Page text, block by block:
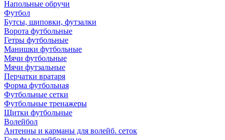
Напольные обручи
Футбол
Бутсы, шиповки, футзалки
Ворота футбольные
Гетры футбольные
Манишки футбольные
Мячи футбольные
Мячи футзальные
Перчатки вратаря
Форма футбольная
Футбольные сетки
Футбольные тренажеры
Щитки футбольные
Волейбол
Антенны и карманы для волейб. сеток